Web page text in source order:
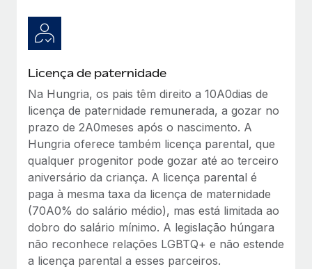
Licença de paternidade
Na Hungria, os pais têm direito a 10A0dias de
licença de paternidade remunerada, a gozar no
prazo de 2A0meses após o nascimento. A
Hungria oferece também licença parental, que
qualquer progenitor pode gozar até ao terceiro
aniversário da criança. A licença parental é
paga à mesma taxa da licença de maternidade
(70A0% do salário médio), mas está limitada ao
dobro do salário mínimo. A legislação húngara
não reconhece relações LGBTQ+ e não estende
a licença parental a esses parceiros.